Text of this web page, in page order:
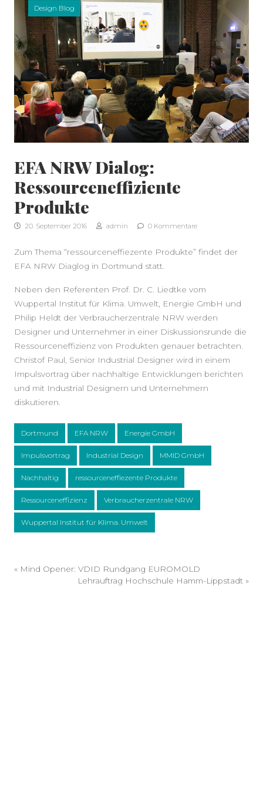
Design Blog
EFA NRW Dialog:
Ressourceneffiziente
Produkte
20. September 2016 admin 0 Kommentare
Zum Thema “ressourceneffiezente Produkte” findet der
EFA NRW Diaglog in Dortmund statt.
Neben den Referenten Prof. Dr. C. Liedtke vom
Wuppertal Institut für Klima. Umwelt, Energie GmbH und
Philip Heldt der Verbraucherzentrale NRW werden
Designer und Unternehmer in einer Diskussionsrunde die
Ressourceneffizienz von Produkten genauer betrachten.
Christof Paul, Senior Industrial Designer wird in einem
Impulsvortrag über nachhaltige Entwicklungen berichten
und mit Industrial Designern und Unternehmern
diskutieren.
Dortmund EFA NRW Energie GmbH
Impulsvortrag Industrial Design MMID GmbH
Nachhaltig ressourceneffiezente Produkte
Ressourceneffizienz Verbraucherzentrale NRW
Wuppertal Institut für Klima. Umwelt
« Mind Opener: VDID Rundgang EUROMOLD
Lehrauftrag Hochschule Hamm-Lippstadt »